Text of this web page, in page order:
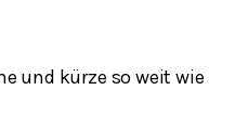
und kürze so weit wie